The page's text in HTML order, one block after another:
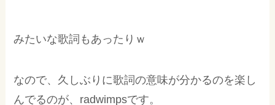
みたいな歌詞もあったりｗ
なので、久しぶりに歌詞の意味が分かるのを楽し
んでるのが、radwimpsです。